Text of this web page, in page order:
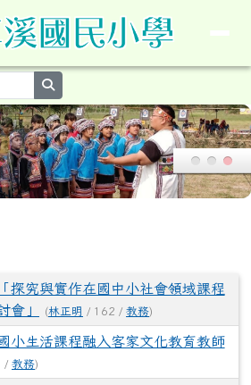
溪國民小學暨附設
「探究與實作在國中小社會領域課程
會」
(林正明 / 162 / 教務)
小生活課程融入客家文化教育教師
/ 教務)